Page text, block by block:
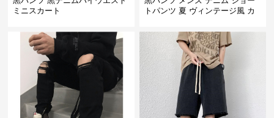
ミニスカート
トパンツ 夏 ヴィンテージ風 カ